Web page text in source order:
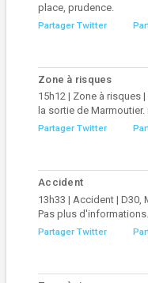
place, prudence.
Partager Twitter
Zone à risques
15h12 | Zone à risques
la sortie de
Partager Twitter
Accident
13h33 | Accident | D30,
Pas plus
Partager Twitter